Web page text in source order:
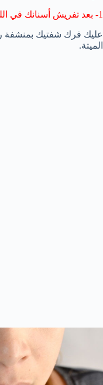
1-
بعد تفريش أسنانك في
عليك فرك شفتيك بمنشفة
الميتة.